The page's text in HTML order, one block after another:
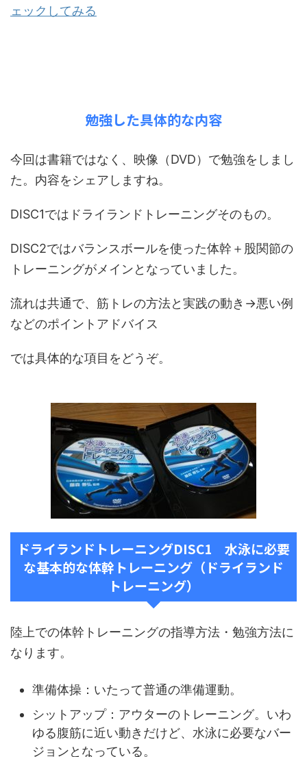
ェックしてみる
勉強した具体的な内容
今回は書籍ではなく、映像（DVD）で勉強をしまし
た。内容をシェアしますね。
DISC1ではドライランドトレーニングそのもの。
DISC2ではバランスボールを使った体幹＋股関節の
トレーニングがメインとなっていました。
流れは共通で、筋トレの方法と実践の動き→悪い例
などのポイントアドバイス
では具体的な項目をどうぞ。
ドライランドトレーニングDISC1 水泳に必要
な基本的な体幹トレーニング（ドライランド
トレーニング）
陸上での体幹トレーニングの指導方法・勉強方法に
なります。
準備体操：いたって普通の準備運動。
シットアップ：アウターのトレーニング。いわ
ゆる腹筋に近い動きだけど、水泳に必要なバー
ジョンとなっている。